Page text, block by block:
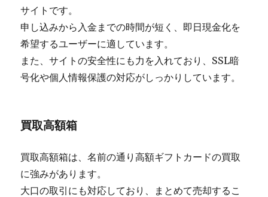
サイトです。
申し込みから入金までの時間が短く、即日現金化を
希望するユーザーに適しています。
また、サイトの安全性にも力を入れており、SSL暗
号化や個人情報保護の対応がしっかりしています。
買取高額箱
買取高額箱は、名前の通り高額ギフトカードの買取
に強みがあります。
大口の取引にも対応しており、まとめて売却するこ